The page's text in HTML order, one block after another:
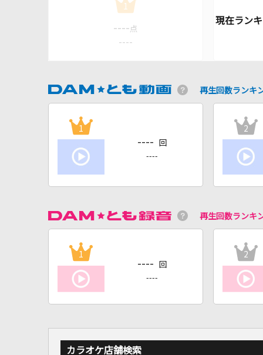
1
---- 点
----
再生回数ランキ
1
---- 回
----
2
再生回数ランキ
1
---- 回
----
2
カラオケ店舗検索